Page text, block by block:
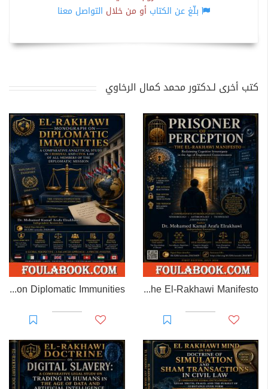
بلّغ عن الكتاب أو من خلال التواصل معنا
كتب أخرى لـدكتور محمد كمال الرخاوي
Prisoner of Perception: The El-Rakhawi Manifesto
EL-RAKHAWI MONOGRAPH on Diplomatic Immunities